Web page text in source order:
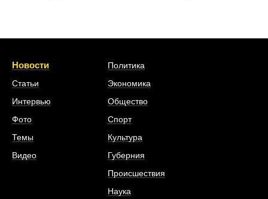
Новости
Статьи
Интервью
Фото
Темы
Видео
Политика
Экономика
Общество
Спорт
Культура
Губерния
Происшествия
Наука